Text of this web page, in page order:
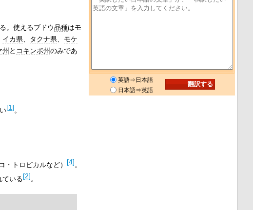
。使えるブドウ品種はモ
イカ県 タクナ県
モケ
州 と コキンボ州のみであ
[1]。
トロピカルなど） [4]。
ている[2]。
英語⇒日本語
日本語⇒英語